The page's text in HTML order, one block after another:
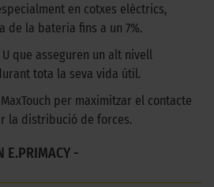
en cotxes elèctrics,
de la bateria fins a un 7%.
que asseguren un alt nivell
tota la seva vida útil.
per maximitzar el contacte
la distribució de forces.
E.PRIMACY -